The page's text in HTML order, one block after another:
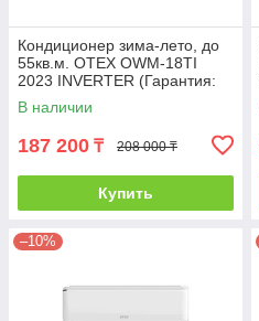
Кондиционер зима-лето, до
55кв.м. OTEX OWM-18TI
2023 INVERTER (Гарантия:
24 месяца) с инсталляцией
В наличии
187 200 ₸ 208 000 ₸
Купить
–10%